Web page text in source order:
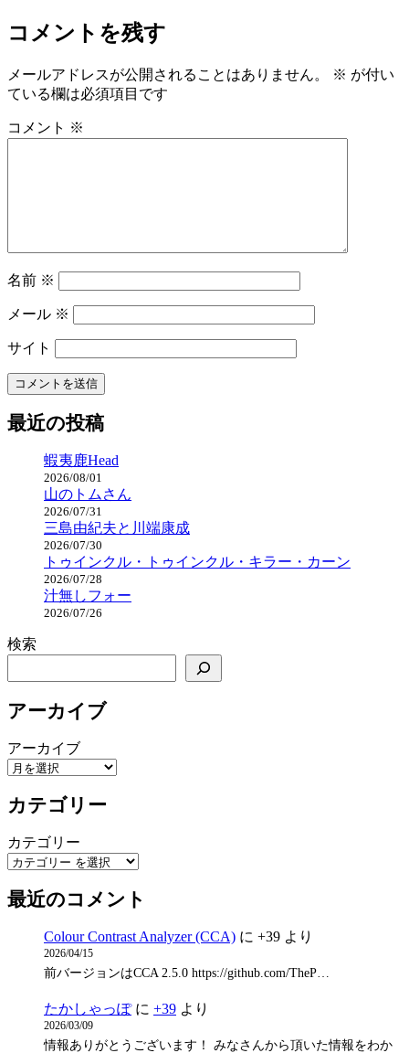
コメントを残す
メールアドレスが公開されることはありません。 ※ が付い
ている欄は必須項目です
コメント ※
名前 ※
メール ※
サイト
最近の投稿
蝦夷鹿Head
2026/08/01
山のトムさん
2026/07/31
三島由紀夫と川端康成
2026/07/30
トゥインクル・トゥインクル・キラー・カーン
2026/07/28
汁無しフォー
2026/07/26
検索
アーカイブ
アーカイブ
カテゴリー
カテゴリー
最近のコメント
Colour Contrast Analyzer (CCA) に +39 より
2026/04/15
前バージョンはCCA 2.5.0 https://github.com/TheP…
たかしゃっぽに +39 より
2026/03/09
情報ありがとうございます！ みなさんから頂いた情報をわか